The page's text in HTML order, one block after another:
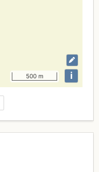
500 m i